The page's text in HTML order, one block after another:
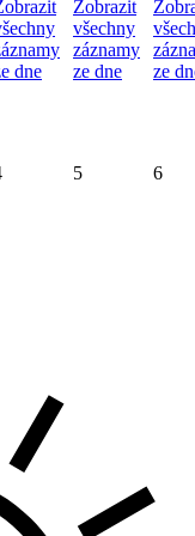
dne
Zobrazit
všechny
záznamy
ze dne
ze
5 6